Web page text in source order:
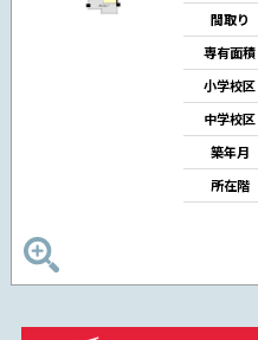
間取り
専有面積
小学校区
中学校区
築年月
所在階